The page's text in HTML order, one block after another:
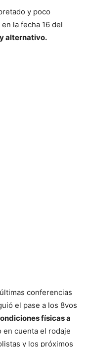
y poco
la fecha 16 del
alternativo.
conferencias
el pase a los 8vos
físicas a
en cuenta el rodaje
y los próximos